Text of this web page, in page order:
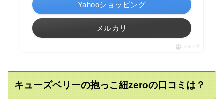
Yahooショッピング
メルカリ
ポチップ
キューズベリーの抱っこ紐zeroの口コミは？